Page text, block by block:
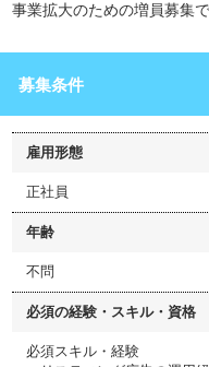
事業拡大のための増員募集で
募集条件
雇用形態
正社員
年齢
不問
必須の経験・スキル・資格
必須スキル・経験